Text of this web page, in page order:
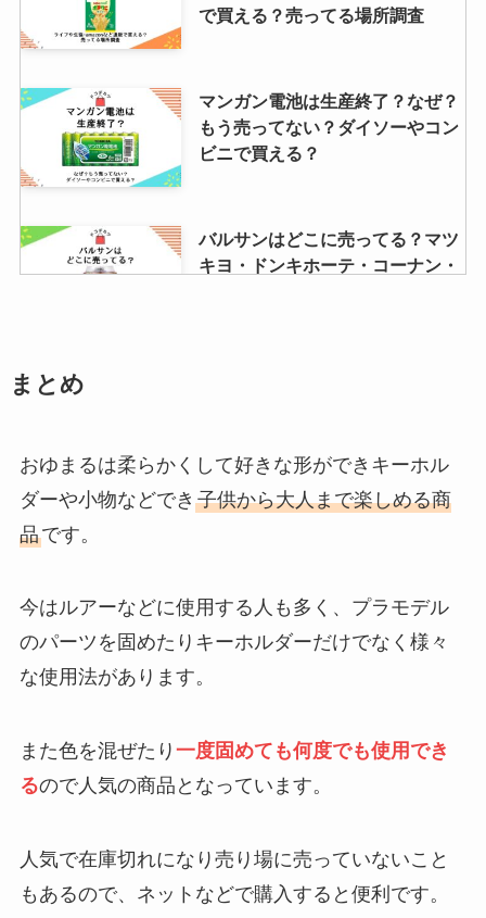
で買える？売ってる場所調査
マンガン電池は生産終了？なぜ？
もう売ってない？ダイソーやコン
ビニで買える？
バルサンはどこに売ってる？マツ
キヨ・ドンキホーテ・コーナン・
バイロンベイクッキーはどこで買
アフタゾロンが販売中止？理由は
なぜ？ドラッグストアや薬局など
雷鳥の里はどこで買える？16個入
まとめ
おゆまるは柔らかくして好きな形ができキーホル
ダーや小物などでき 子供から大人まで楽しめる商
品です。
今はルアーなどに使用する人も多く、プラモデル
のパーツを固めたりキーホルダーだけでなく様々
な使用法があります。
また色を混ぜたり 一度固めても何度でも使用でき
るので人気の商品となっています。
人気で在庫切れになり売り場に売っていないこと
もあるので、ネットなどで購入すると便利です。